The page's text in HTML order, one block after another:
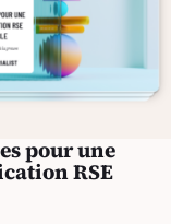
pour une
RSE